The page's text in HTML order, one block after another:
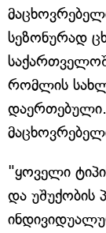
სეზონურად
რომლის
დაერთებული.
"ყოველი
და უშუქობის